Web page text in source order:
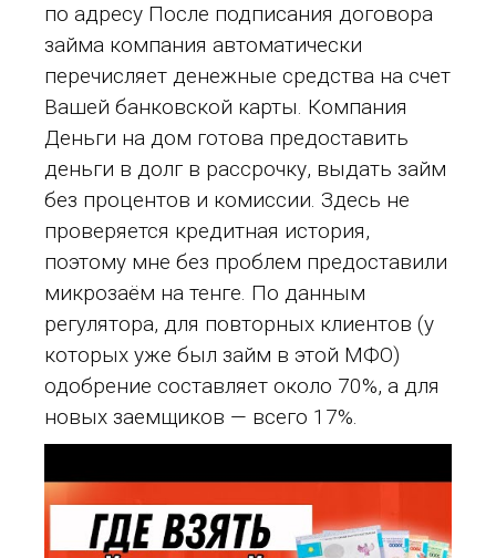
по адресу После подписания договора
займа компания автоматически
перечисляет денежные средства на счет
Вашей банковской карты. Компания
Деньги на дом готова предоставить
деньги в долг в рассрочку, выдать займ
без процентов и комиссии. Здесь не
проверяется кредитная история,
поэтому мне без проблем предоставили
микрозаём на тенге. По данным
регулятора, для повторных клиентов (у
которых уже был займ в этой МФО)
одобрение составляет около 70%, а для
новых заемщиков — всего 17%.